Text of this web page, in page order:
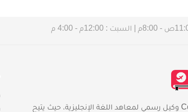
موقع Coursies.com وكيل رسمي لمعاهد اللغة الإنجليزية، حيث يتيح